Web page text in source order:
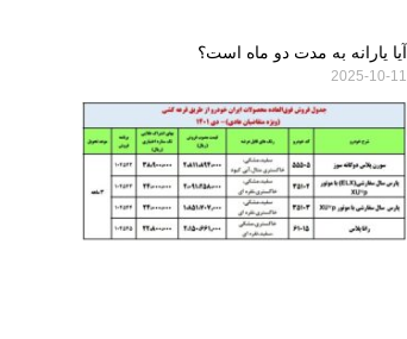
آیا یارانه به مدت دو ماه است؟
2025-10-11